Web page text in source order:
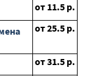
от 11.5 р.
от25.5 р.
от31.5 р.